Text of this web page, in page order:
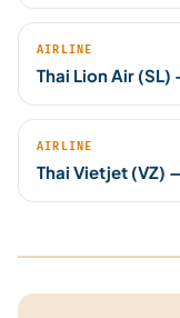
AIRLINE
Thai Lion Air (SL)
AIRLINE
Thai Vietjet (VZ)